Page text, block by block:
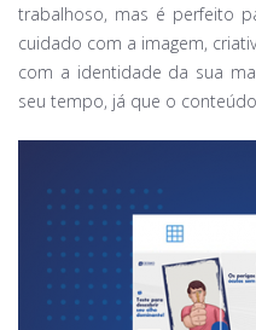
trabalhoso, mas é perfeito
cuidado com a imagem,
com a identidade da sua
seu tempo, já que o